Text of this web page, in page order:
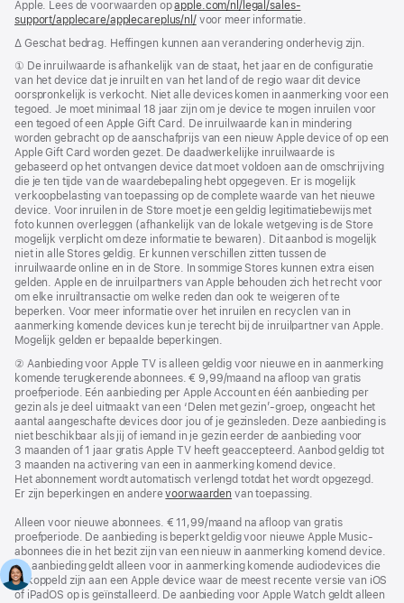
Apple. Lees de voorwaarden opapple.com/nl/legal/sales-
support/applecare/applecareplus/nl/voor meer informatie.
Voetnoot
∆ Geschat bedrag. Heffingen kunnen aan verandering onderhevig zijn.
Voetnoot
① De inruilwaarde is afhankelijk van de staat, het jaar en de configuratie
van het device dat je inruilt en van het land of de regio waar dit device
oorspronkelijk is verkocht. Niet alle devices komen in aanmerking voor een
tegoed. Je moet minimaal 18 jaar zijn om je device te mogen inruilen voor
een tegoed of een Apple Gift Card. De inruilwaarde kan in mindering
worden gebracht op de aanschafprijs van een nieuw Apple device of op een
Apple Gift Card worden gezet. De daadwerkelijke inruil­waarde is
gebaseerd op het ontvangen device dat moet voldoen aan de omschrijving
die je ten tijde van de waarde­bepaling hebt opgegeven. Er is mogelijk
verkoop­belasting van toepassing op de complete waarde van het nieuwe
device. Voor inruilen in de Store moet je een geldig legitimatie­bewijs met
foto kunnen overleggen (afhankelijk van de lokale wetgeving is de Store
mogelijk verplicht om deze informatie te bewaren). Dit aanbod is mogelijk
niet in alle Stores geldig. Er kunnen verschillen zitten tussen de
inruilwaarde online en in de Store. In sommige Stores kunnen extra eisen
gelden. Apple en de inruilpartners van Apple behouden zich het recht voor
om elke inruiltransactie om welke reden dan ook te weigeren of te
beperken. Voor meer informatie over het inruilen en recyclen van in
aanmerking komende devices kun je terecht bij de inruilpartner van Apple.
Mogelijk gelden er bepaalde beperkingen.
Voetnoot
② Aanbieding voor Apple TV is alleen geldig voor nieuwe en in aanmerking
komende terugkerende abonnees. € 9,99/maand na afloop van gratis
proefperiode. Eén aanbieding per Apple Account en één aanbieding per
gezin als je deel uitmaakt van een ‘Delen met gezin’-groep, ongeacht het
aantal aangeschafte devices door jou of je gezinsleden. Deze aanbieding is
niet beschikbaar als jij of iemand in je gezin eerder de aanbieding voor
3 maanden of 1 jaar gratis Apple TV heeft geaccepteerd. Aanbod geldig tot
3 maanden na activering van een in aanmerking komend device.
Het abonnement wordt automatisch verlengd totdat het wordt opgezegd.
Er zijn beperkingen en anderevoorwaarden van toepassing.
Alleen voor nieuwe abonnees. € 11,99/maand na afloop van gratis
proefperiode. De aanbieding is beperkt geldig voor nieuwe Apple Music-
abonnees die in het bezit zijn van een nieuw in aanmerking komend device.
De aanbieding geldt alleen voor in aanmerking komende audiodevices die
gekoppeld zijn aan een Apple device waar de meest recente versie van iOS
of iPadOS op is geïnstalleerd. De aanbieding voor Apple Watch geldt alleen